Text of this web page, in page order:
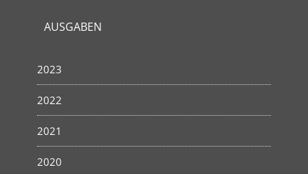
AUSGABEN
2023
2022
2021
2020